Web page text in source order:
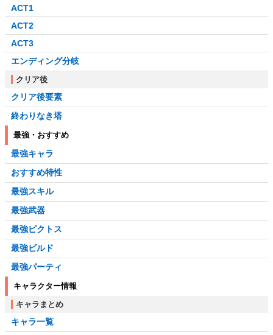
ACT1
ACT2
ACT3
エンディング分岐
クリア後
クリア後要素
終わりなき塔
最強・おすすめ
最強キャラ
おすすめ特性
最強スキル
最強武器
最強ピクトス
最強ビルド
最強パーティ
キャラクター情報
キャラまとめ
キャラ一覧